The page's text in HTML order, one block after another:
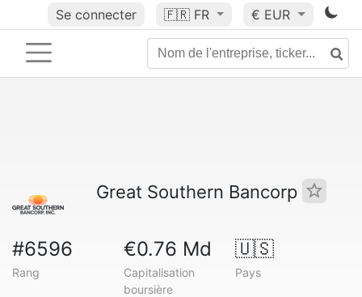
Se connecter 🇫🇷 FR € EUR
Great Southern Bancorp
#6596
Rang
€0.76 Md
Capitalisation
boursière
🇺🇸
Pays